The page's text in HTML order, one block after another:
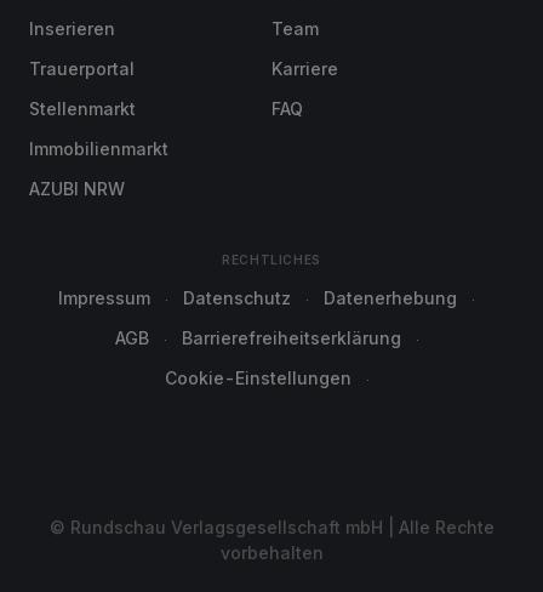
Inserieren
Trauerportal
Stellenmarkt
Immobilienmarkt
AZUBI NRW
Team
Karriere
FAQ
RECHTLICHES
Impressum Datenschutz
Datenerhebung
AGB
Barrierefreiheitserklärung
Cookie-Einstellungen
© Rundschau Verlagsgesellschaft mbH | Alle Rechte
vorbehalten